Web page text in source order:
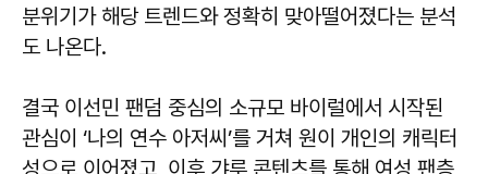
분위기가 해당 트렌드와 정확히 맞아떨어졌다는 분석
도 나온다.
결국 이선민 팬덤 중심의 소규모 바이럴에서 시작된
관심이 ‘나의 연수 아저씨’를 거쳐 원이 개인의 캐릭터
성으로 이어졌고, 이후 갸루 콘텐츠를 통해 여성 팬층